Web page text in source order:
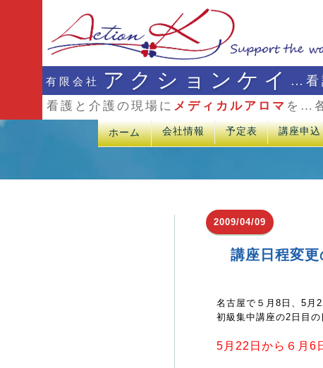
有限会社 アクションケイ …看
看護と介護の現場に メディカルアロマ を…
ホーム 会社情報 予定表 講座申込
2009/04/09
講座日程変更
名古屋で５月8日、5月
初級集中講座の2日目の
5月22日から６月6